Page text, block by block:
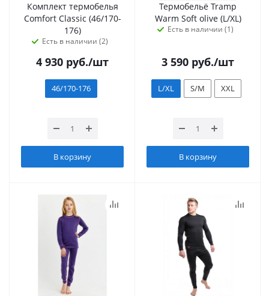
Комплект термобелья
Сomfort Classic (46/170-
176)
Есть в наличии (2)
4 930 руб./шт
46/170-176
В корзину
Термобельё Tramp
Warm Soft olive (L/XL)
Есть в наличии (1)
3 590 руб./шт
L/XL S/M XXL
В корзину